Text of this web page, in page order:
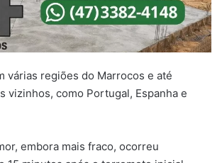
várias regiões do Marrocos e até
vizinhos, como Portugal, Espanha e
embora mais fraco, ocorreu